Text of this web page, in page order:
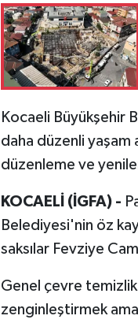
Kocaeli Büyükşehir
daha düzenli yaşam
düzenleme ve
KOCAELİ (İGFA) -
Belediyesi'nin öz
saksılar Fevziye
Genel çevre temizlik
zenginleştirmek